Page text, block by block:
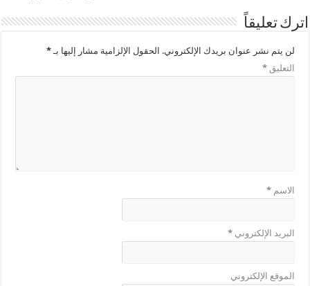
اترك تعليقاً
لن يتم نشر عنوان بريدك الإلكتروني. الحقول الإلزامية مشار إليها بـ*
التعليق*
الاسم*
البريد الإلكتروني*
الموقع الإلكتروني